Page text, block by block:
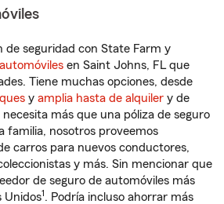
de seguridad con State Farm y
en Saint Johns, FL que
Tiene muchas opciones, desde
y amplia hasta de alquiler y de
necesita más que una póliza de seguro
familia, nosotros proveemos
carros para nuevos conductores,
y más. Sin mencionar que
de seguro de automóviles más
Unidos1. Podría incluso ahorrar más